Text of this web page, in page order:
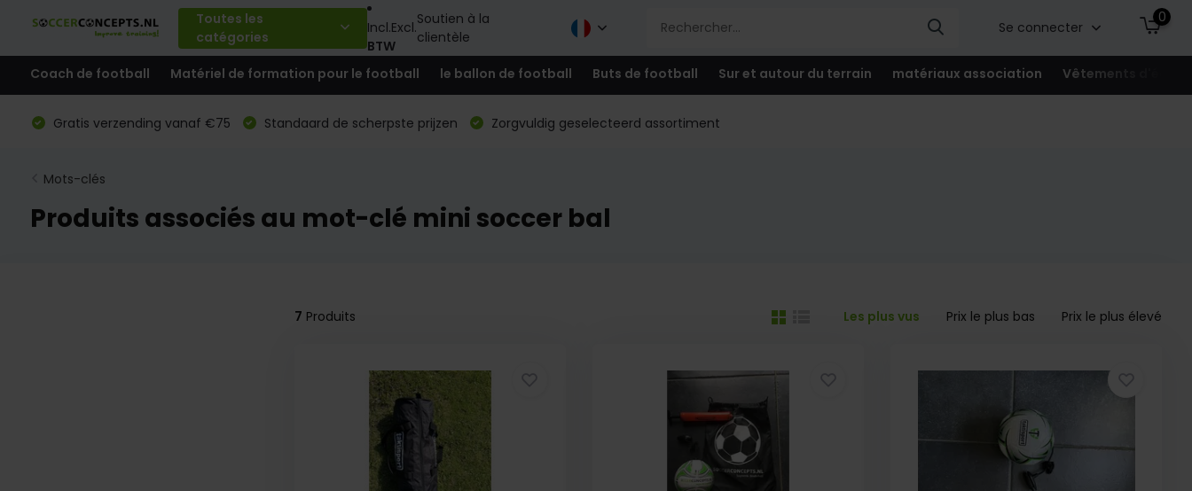
Toutes les
catégories
Incl.Excl.
BTW
Soutien à la
clientèle
Se connecter
0
Coach de football Matériel de formation pour le football le ballon de football Buts de football Sur et autour du terrain matériaux association Vêtements
Gratis verzending vanaf €75 Standaard de scherpste prijzen Zorgvuldig geselecteerd assortiment
Mots-clés
Produits associés au mot-clé mini soccer bal
7 Produits Les plus vus Prix le plus bas Prix le plus élevé